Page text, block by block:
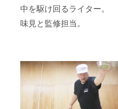
中を駆け回るライター。
味見と監修担当。